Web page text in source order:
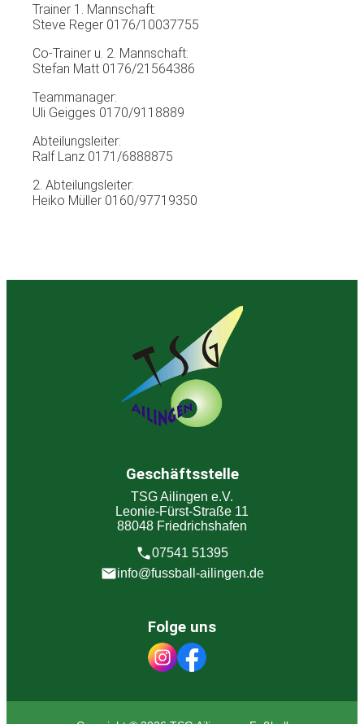
Trainer 1. Mannschaft:
Steve Reger 0176/10037755
Co-Trainer u. 2. Mannschaft:
Stefan Matt 0176/21564386
Teammanager:
Uli Geigges 0170/9118889
Abteilungsleiter:
Ralf Lanz 0171/6888875
2. Abteilungsleiter:
Heiko Müller 0160/97719350
Geschäftsstelle
TSG Ailingen e.V.
Leonie-Fürst-Straße 11
88048 Friedrichshafen
07541 51395
info@fussball-ailingen.de
Folge uns